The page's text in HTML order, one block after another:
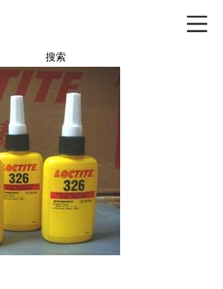
搜索